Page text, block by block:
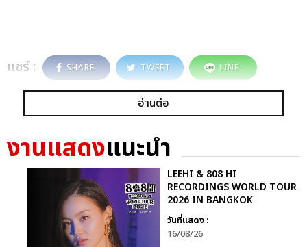
แชร์ : SHARE TWEET LINE
อ่านต่อ
งานแสดงแนะนำ
LEEHI & 808 HI
RECORDINGS WORLD TOUR
2026 IN BANGKOK
วันที่แสดง :
16/08/26